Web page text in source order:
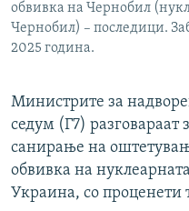
обвивка на Чернобил
Чернобил) – последици.
2025 година.
Министрите за
седум (Г7) разговараат
санирање на
обвивка на
Украина, со проценети